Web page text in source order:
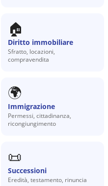
🏠
Diritto immobiliare
Sfratto, locazioni,
compravendita
🌍
Immigrazione
Permessi, cittadinanza,
ricongiungimento
📜
Successioni
Eredità, testamento, rinuncia